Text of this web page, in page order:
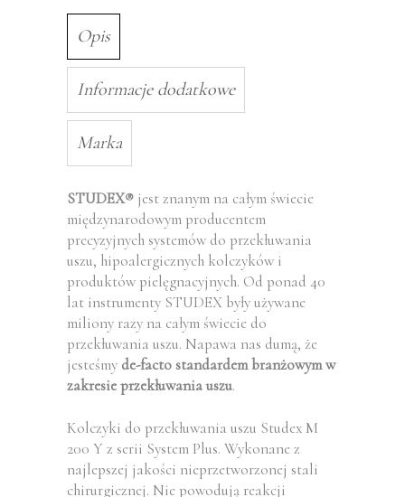
Opis
Informacje dodatkowe
Marka
STUDEX® jest znanym na całym świecie
międzynarodowym producentem
precyzyjnych systemów do przekłuwania
uszu, hipoalergicznych kolczyków i
produktów pielęgnacyjnych. Od ponad 40
lat instrumenty STUDEX były używane
miliony razy na całym świecie do
przekłuwania uszu. Napawa nas dumą, że
jesteśmy de-facto standardem branżowym w
zakresie przekłuwania uszu.
Kolczyki do przekłuwania uszu Studex M
200 Y z serii System Plus. Wykonane z
najlepszej jakości nieprzetworzonej stali
chirurgicznej. Nie powodują reakcji